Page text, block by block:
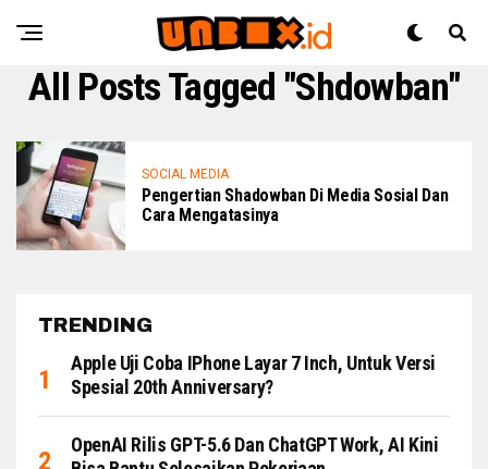
All Posts Tagged "Shdowban"
SOCIAL MEDIA
Pengertian Shadowban Di Media Sosial Dan
Cara Mengatasinya
TRENDING
Apple Uji Coba IPhone Layar 7 Inch, Untuk Versi
Spesial 20th Anniversary?
OpenAI Rilis GPT-5.6 Dan ChatGPT Work, AI Kini